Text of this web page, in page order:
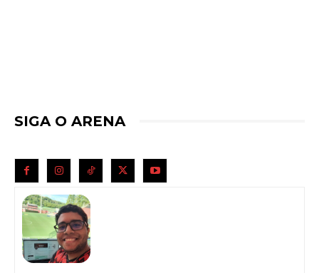
SIGA O ARENA